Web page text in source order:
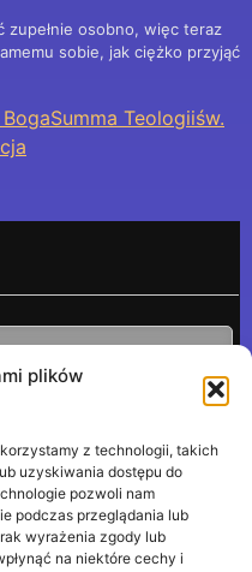
plików
z technologii, takich
uzyskiwania dostępu do
pozwoli nam
podczas przeglądania lub
wyrażenia zgody lub
na niektóre cechy i
zupełnie osobno, więc teraz
sobie, jak ciężko przyjąć
Summa Teologiiśw.
spamu.Dowiedz
są dane Twoich